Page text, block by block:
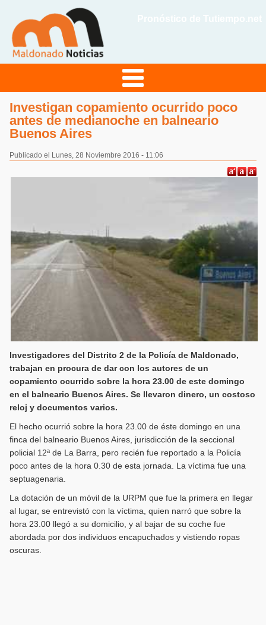
Investigan copamiento ocurrido poco
antes de medianoche en balneario
Buenos Aires
Publicado el Lunes, 28 Noviembre 2016 - 11:06
Investigadores del Distrito 2 de la Policía de Maldonado,
trabajan en procura de dar con los autores de un
copamiento ocurrido sobre la hora 23.00 de este domingo
en el balneario Buenos Aires. Se llevaron dinero, un costoso
reloj y documentos varios.
El hecho ocurrió sobre la hora 23.00 de éste domingo en una
finca del balneario Buenos Aires, jurisdicción de la seccional
policial 12ª de La Barra, pero recién fue reportado a la Policía
poco antes de la hora 0.30 de esta jornada. La víctima fue una
septuagenaria.
La dotación de un móvil de la URPM que fue la primera en llegar
al lugar, se entrevistó con la víctima, quien narró que sobre la
hora 23.00 llegó a su domicilio, y al bajar de su coche fue
abordada por dos individuos encapuchados y vistiendo ropas
oscuras.